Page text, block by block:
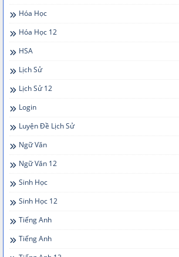
Hóa Học
Hóa Học 12
HSA
Lịch Sử
Lịch Sử 12
Login
Luyện Đề Lịch Sử
Ngữ Văn
Ngữ Văn 12
Sinh Học
Sinh Học 12
Tiếng Anh
Tiếng Anh